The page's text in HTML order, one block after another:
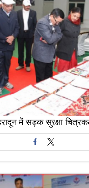
में सड़क सुरक्षा